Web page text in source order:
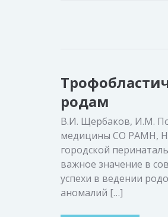
родам
В.И. Щербаков, И.М.
медицины СО РАМН,
городской
важное значение в
успехи в ведении
аномалий […]